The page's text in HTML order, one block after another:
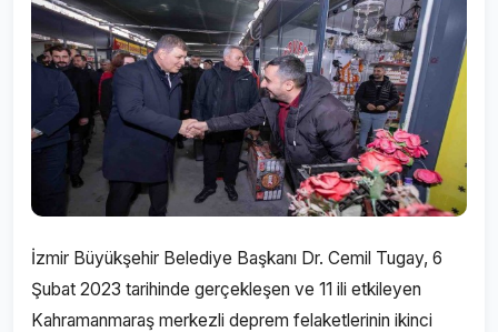
İzmir Büyükşehir Belediye Başkanı Dr. Cemil Tugay, 6
Şubat 2023 tarihinde gerçekleşen ve 11 ili etkileyen
Kahramanmaraş merkezli deprem felaketlerinin ikinci